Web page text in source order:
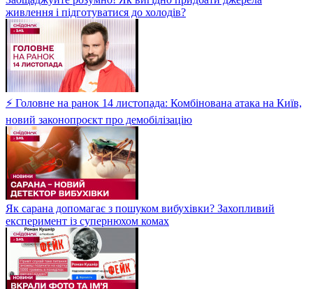
живлення і підготуватися до холодів?
⚡ Головне на ранок 14 листопада: Комбінована атака на Київ,
новий законопроєкт про демобілізацію
Як сарана допомагає з пошуком вибухівки? Захопливий
експеримент із супернюхом комах